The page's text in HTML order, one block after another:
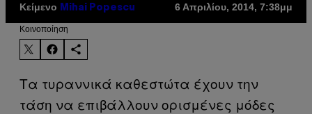
Κείμενο Mihai Popescu 6 Απριλίου, 2014, 7:38μμ
Kοινοποίηση
Τα τυραννικά καθεστώτα έχουν την
τάση να επιβάλλουν ορισμένες μόδες